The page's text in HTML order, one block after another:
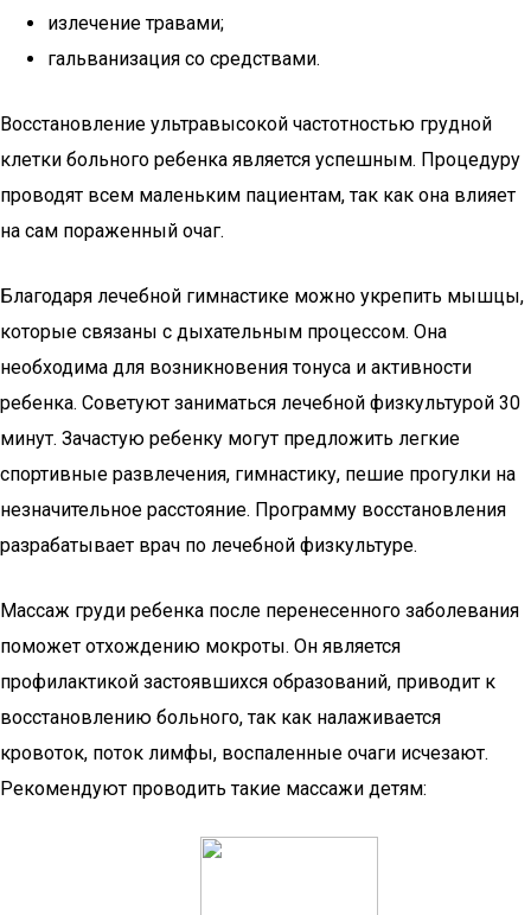
излечение травами;
гальванизация со средствами.
Восстановление ультравысокой частотностью грудной
клетки больного ребенка является успешным. Процедуру
проводят всем маленьким пациентам, так как она влияет
на сам пораженный очаг.
Благодаря лечебной гимнастике можно укрепить мышцы,
которые связаны с дыхательным процессом. Она
необходима для возникновения тонуса и активности
ребенка. Советуют заниматься лечебной физкультурой 30
минут. Зачастую ребенку могут предложить легкие
спортивные развлечения, гимнастику, пешие прогулки на
незначительное расстояние. Программу восстановления
разрабатывает врач по лечебной физкультуре.
Массаж груди ребенка после перенесенного заболевания
поможет отхождению мокроты. Он является
профилактикой застоявшихся образований, приводит к
восстановлению больного, так как налаживается
кровоток, поток лимфы, воспаленные очаги исчезают.
Рекомендуют проводить такие массажи детям: